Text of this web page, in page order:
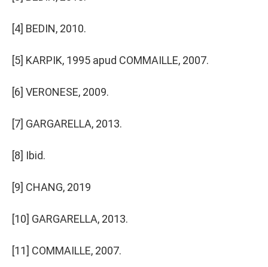
[4] BEDIN, 2010.
[5] KARPIK, 1995 apud COMMAILLE, 2007.
[6] VERONESE, 2009.
[7] GARGARELLA, 2013.
[8] Ibid.
[9] CHANG, 2019
[10] GARGARELLA, 2013.
[11] COMMAILLE, 2007.